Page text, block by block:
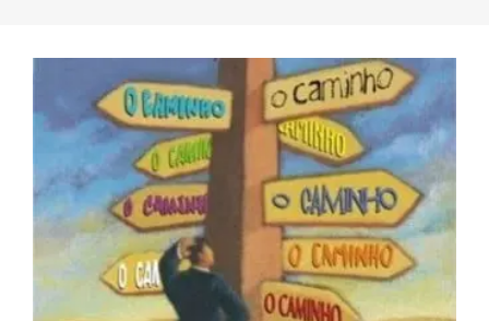
De onde vens, e para onde vais?